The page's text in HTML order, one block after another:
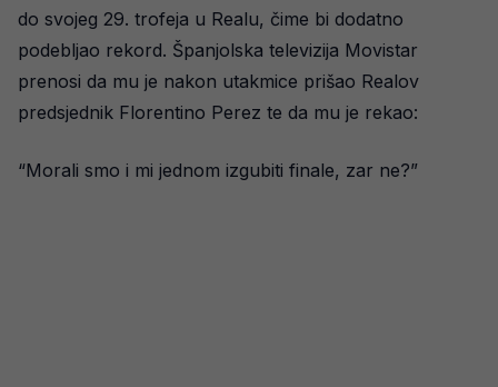
do svojeg 29. trofeja u Realu, čime bi dodatno
podebljao rekord. Španjolska televizija Movistar
prenosi da mu je nakon utakmice prišao Realov
predsjednik Florentino Perez te da mu je rekao:
“Morali smo i mi jednom izgubiti finale, zar ne?”